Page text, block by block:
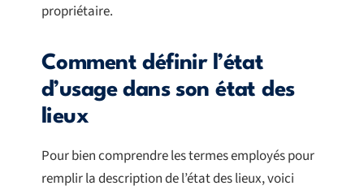
propriétaire.
Comment définir l’état
d’usage dans son état des
lieux
Pour bien comprendre les termes employés pour
remplir la description de l’état des lieux, voici